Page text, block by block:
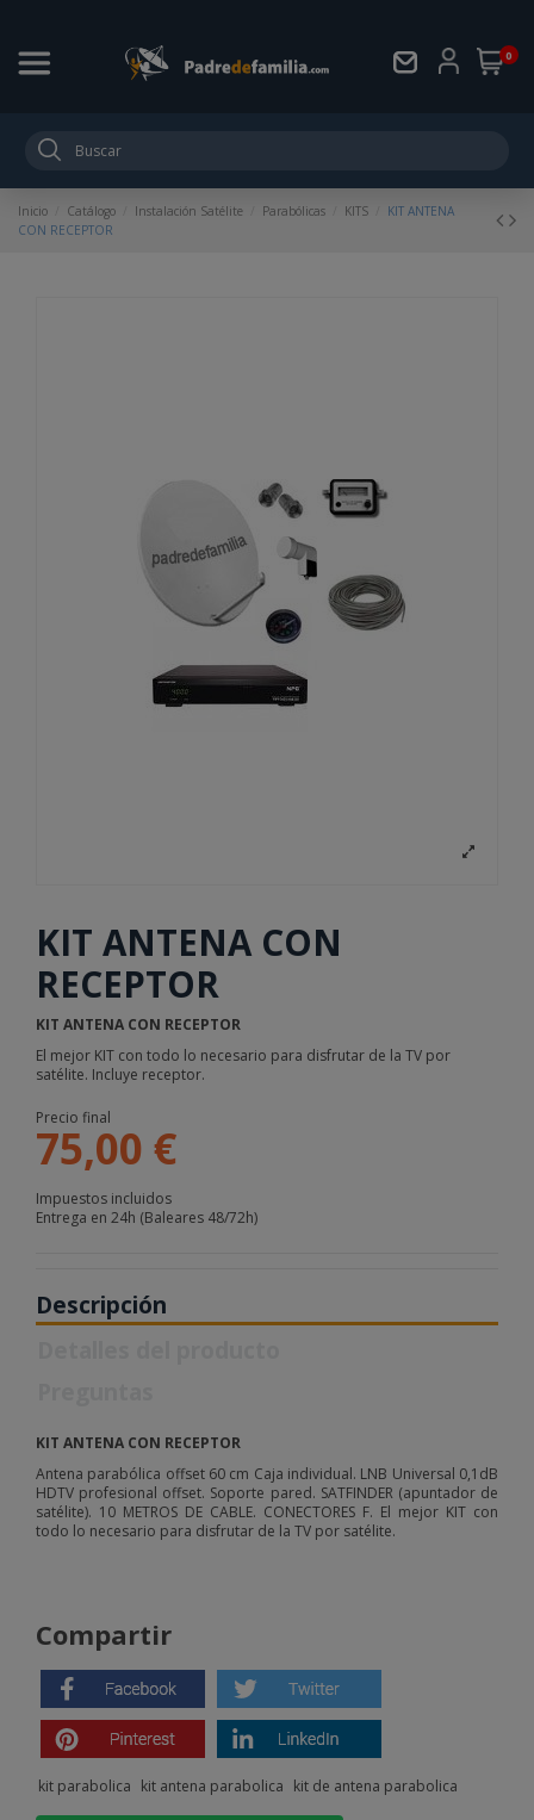
0
Inicio Catálogo Instalación Satélite Parabólicas KITS
KIT ANTENA
CON RECEPTOR
KIT ANTENA CON
RECEPTOR
KIT ANTENA CON RECEPTOR
El mejor KIT con todo lo necesario para disfrutar de la TV por
satélite. Incluye receptor.
Precio final
75,00 €
Impuestos incluidos
Entrega en 24h (Baleares 48/72h)
Descripción
KIT ANTENA CON RECEPTOR
Antena parabólica offset 60 cm Caja individual. LNB Universal 0,1dB
HDTV profesional offset. Soporte pared. SATFINDER (apuntador de
satélite). 10 METROS DE CABLE. CONECTORES F. El mejor KIT con
todo lo necesario para disfrutar de la TV por satélite.
Compartir
kit parabolica kit antena parabolica kit de antena parabolica